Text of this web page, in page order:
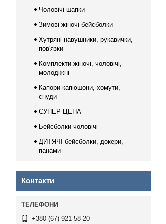
Чоловічі шапки
Зимові жіночі бейсболки
Хутряні навушники, рукавички,
пов'язки
Комплекти жіночі, чоловічі,
молодіжні
Капори-капюшони, хомути,
снуди
СУПЕР ЦЕНА
Бейсболки чоловічі
ДИТЯЧІ бейсболки, докери,
панами
Контакти
+380 (67) 921-58-20